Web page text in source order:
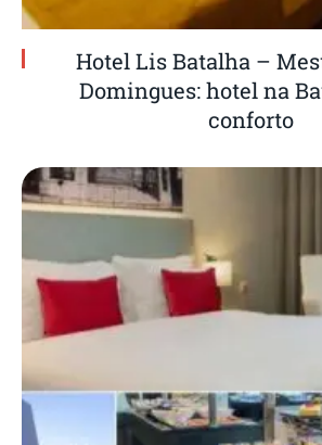
Hotel Lis Batalha –
Domingues: hotel na
conforto